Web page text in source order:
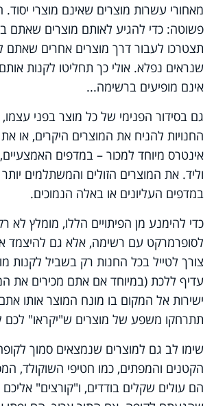
מאחורי עשרות מוצרים שאינם מוצרי יסוד.
פשוטה: כדי להגיע לאותם מוצרים שאתם
תצטרכו לעבור דרך מוצרים אחרים שאתם
שנראים נפלא. אולי כך תחליטו לקנות
אינם מופיעים ברשימה...
גם בסידור הפנימי של כל מוצר בפני עצמו,
החנויות להניח את המוצרים היקרים, או
אינטרס מיוחד למכור – במדפים
וליד. את המוצרים הזולים והמשתלמים
במדפים העליונים או באלה הנמוכים.
כדי להימנע מן הפיתויים הללו, מומלץ לא
לסופרמרקט עם רשימה, אלא גם להיצמד
צורך לטייל בכל החנות רק בשביל לקנות
עדיף ללכת (במיוחד אם אתם מכירים את
ישירות אל המקום בו מונח המוצר אותו
תתרחקו משפע של מוצרים ש"יקראו" לכם
שימו לב גם למוצרים שנמצאים סמוך
הקטנים והמפתים, כמו חטיפי השוקולד,
הם עולים שקלים בודדים, ו"קורצים"